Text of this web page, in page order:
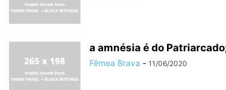
a amnésia é do
Fêmea Brava - 11/06/2020